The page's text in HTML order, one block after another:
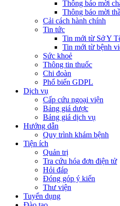
Thông báo mời
Thông báo mời
Cải cách hành chính
Tin tức
Tin mới từ Sở Y
Tin mới từ bệnh
Sức khoẻ
Thông tin thuốc
Chi đoàn
Phổ biến GDPL
Dịch vụ
Cấp cứu ngoại viện
Bảng giá dược
Bảng giá dịch vụ
Hướng dẫn
Quy trình khám bệnh
Tiện ích
Quản trị
Tra cứu hóa đơn điện tử
Hỏi đáp
Đóng góp ý kiến
Thư viện
Tuyển dụng